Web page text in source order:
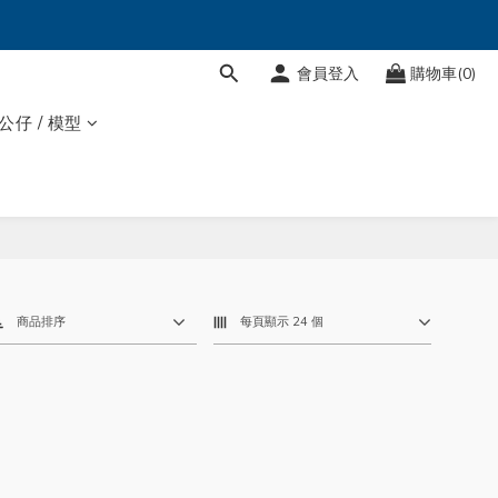
會員登入 購物車(0)
仔 / 模型
商品排序 每頁顯示 24 個